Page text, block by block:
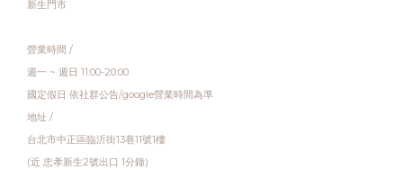
新生門市
營業時間 /
週一 ~ 週日 11:00-20:00
國定假日 依社群公告/google營業時間為準
地址 /
台北市中正區臨沂街13巷11號1樓
(近 忠孝新生2號出口 1分鐘)